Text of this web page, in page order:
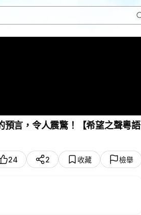
預言，令人震驚！【希望之聲粵語
24 2 收藏 檢舉